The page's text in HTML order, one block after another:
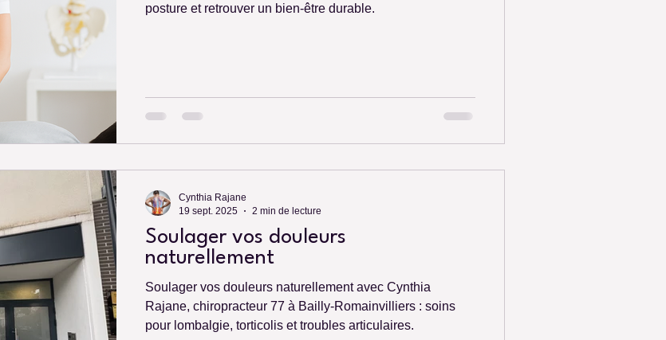
posture et retrouver un bien-être durable.
Soulager vos douleurs
naturellement
Soulager vos douleurs naturellement avec Cynthia
Rajane, chiropracteur 77 à Bailly-Romainvilliers : soins
pour lombalgie, torticolis et troubles articulaires.
Cynthia Rajane
19 sept. 2025
2 min de lecture